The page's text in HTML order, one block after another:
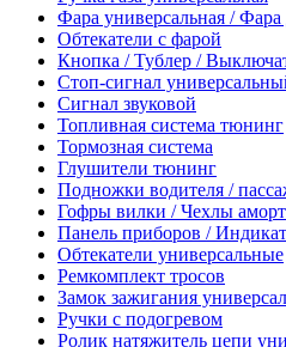
Фара универсальная /
Обтекатели с фарой
Кнопка / Тублер /
Стоп-сигнал
Сигнал звуковой
Топливная система тюнинг
Тормозная система
Глушители тюнинг
Подножки водителя /
Гофры вилки / Чехлы
Панель приборов /
Обтекатели универсальные
Ремкомплект тросов
Замок зажигания
Ручки с подогревом
Ролик натяжитель цепи